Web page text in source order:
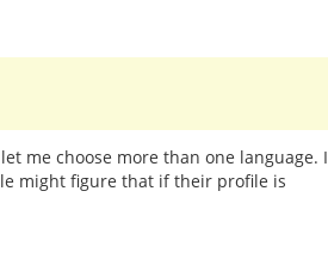
me choose more than one language. I
might figure that if their profile is